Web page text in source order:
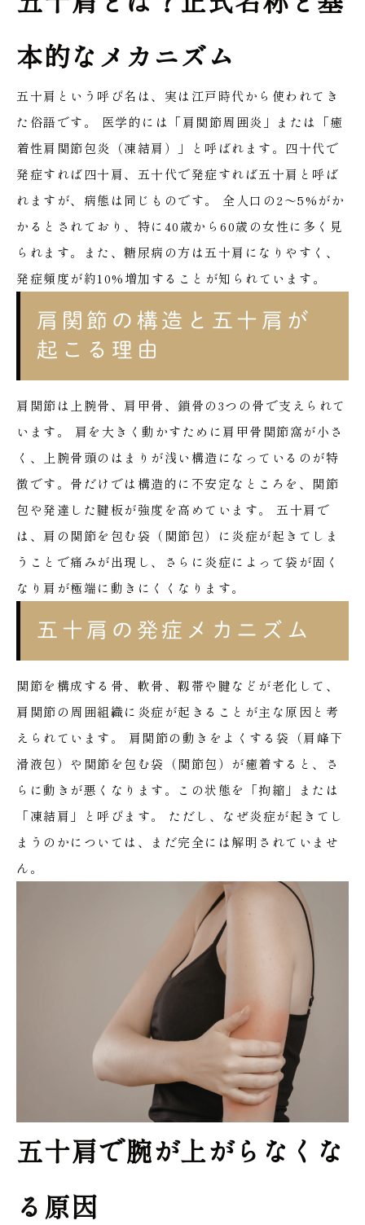
本的なメカニズム
五十肩という呼び名は、実は江戸時代から使われてき
た俗語です。
医学的には「肩関節周囲炎」または「癒
着性肩関節包炎（凍結肩）」と呼ばれます。四十代で
発症すれば四十肩、五十代で発症すれば五十肩と呼ば
れますが、病態は同じものです。
全人口の2〜5%がか
かるとされており、特に40歳から60歳の女性に多く見
られます。また、糖尿病の方は五十肩になりやすく、
発症頻度が約10%増加することが知られています。
肩関節の構造と五十肩が
起こる理由
肩関節は上腕骨、肩甲骨、鎖骨の3つの骨で支えられて
います。
肩を大きく動かすために肩甲骨関節窩が小さ
く、上腕骨頭のはまりが浅い構造になっているのが特
徴です。骨だけでは構造的に不安定なところを、関節
包や発達した腱板が強度を高めています。
五十肩で
は、肩の関節を包む袋（関節包）に炎症が起きてしま
うことで痛みが出現し、さらに炎症によって袋が固く
なり肩が極端に動きにくくなります。
五十肩の発症メカニズム
関節を構成する骨、軟骨、靱帯や腱などが老化して、
肩関節の周囲組織に炎症が起きることが主な原因と考
えられています。
肩関節の動きをよくする袋（肩峰下
滑液包）や関節を包む袋（関節包）が癒着すると、さ
らに動きが悪くなります。この状態を「拘縮」または
「凍結肩」と呼びます。
ただし、なぜ炎症が起きてし
まうのかについては、まだ完全には解明されていませ
ん。
五十肩で腕が上がらなくな
る原因